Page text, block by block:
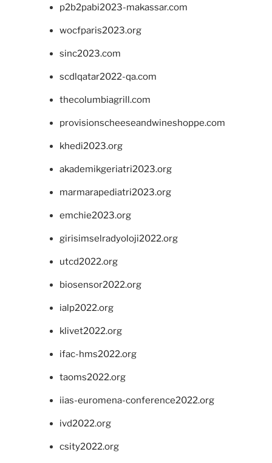
p2b2pabi2023-makassar.com
wocfparis2023.org
sinc2023.com
scdlqatar2022-qa.com
thecolumbiagrill.com
provisionscheeseandwineshoppe.com
khedi2023.org
akademikgeriatri2023.org
marmarapediatri2023.org
emchie2023.org
girisimselradyoloji2022.org
utcd2022.org
biosensor2022.org
ialp2022.org
klivet2022.org
ifac-hms2022.org
taoms2022.org
iias-euromena-conference2022.org
ivd2022.org
csity2022.org